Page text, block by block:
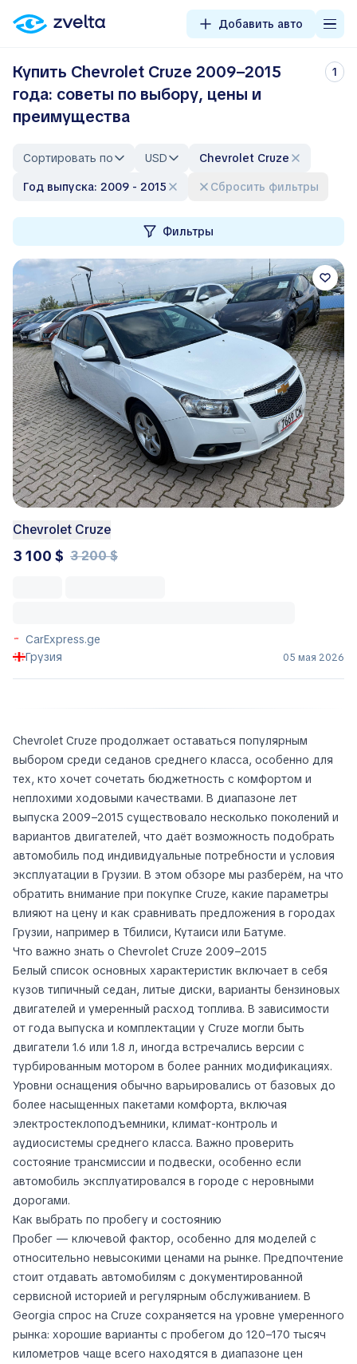
Добавить авто
Купить Chevrolet Cruze 2009–2015
года: советы по выбору, цены и
преимущества
1
Сортировать по USD
Chevrolet Cruze
Год выпуска: 2009 - 2015
Сбросить фильтры
Фильтры
Chevrolet Cruze
3 100 $ 3 200 $
CarExpress.ge
Грузия
05 мая 2026
Chevrolet Cruze продолжает оставаться популярным
выбором среди седанов среднего класса, особенно для
тех, кто хочет сочетать бюджетность с комфортом и
неплохими ходовыми качествами. В диапазоне лет
выпуска 2009–2015 существовало несколько поколений и
вариантов двигателей, что даёт возможность подобрать
автомобиль под индивидуальные потребности и условия
эксплуатации в Грузии. В этом обзоре мы разберём, на что
обратить внимание при покупке Cruze, какие параметры
влияют на цену и как сравнивать предложения в городах
Грузии, например в Тбилиси, Кутаиси или Батуме.
Что важно знать о Chevrolet Cruze 2009–2015
Белый список основных характеристик включает в себя
кузов типичный седан, литые диски, варианты бензиновых
двигателей и умеренный расход топлива. В зависимости
от года выпуска и комплектации у Cruze могли быть
двигатели 1.6 или 1.8 л, иногда встречались версии с
турбированным мотором в более ранних модификациях.
Уровни оснащения обычно варьировались от базовых до
более насыщенных пакетами комфорта, включая
электростеклоподъемники, климат-контроль и
аудиосистемы среднего класса. Важно проверить
состояние трансмиссии и подвески, особенно если
автомобиль эксплуатировался в городе с неровными
дорогами.
Как выбрать по пробегу и состоянию
Пробег — ключевой фактор, особенно для моделей с
относительно невысокими ценами на рынке. Предпочтение
стоит отдавать автомобилям с документированной
сервисной историей и регулярным обслуживанием. В
Georgia спрос на Cruze сохраняется на уровне умеренного
рынка: хорошие варианты с пробегом до 120–170 тысяч
километров чаще всего находятся в диапазоне цен